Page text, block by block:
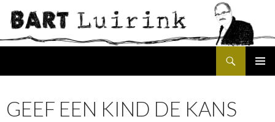
GEEF EEN KIND DE KANS